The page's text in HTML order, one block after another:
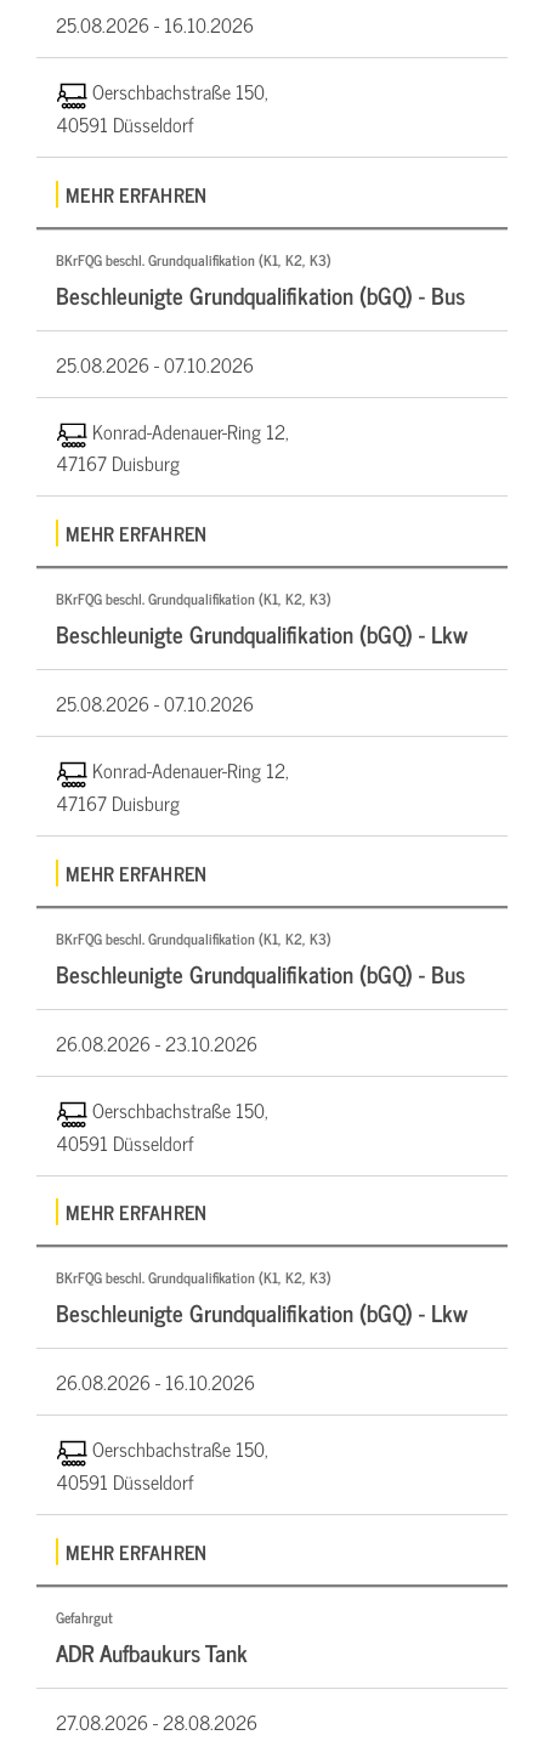
25.08.2026 -16.10.2026
Oerschbachstraße 150,
40591 Düsseldorf
MEHR ERFAHREN
BKrFQG beschl. Grundqualifikation (K1, K2, K3)
Beschleunigte Grundqualifikation (bGQ) - Bus
25.08.2026 -07.10.2026
Konrad-Adenauer-Ring 12,
47167 Duisburg
MEHR ERFAHREN
BKrFQG beschl. Grundqualifikation (K1, K2, K3)
Beschleunigte Grundqualifikation (bGQ) - Lkw
25.08.2026 -07.10.2026
Konrad-Adenauer-Ring 12,
47167 Duisburg
MEHR ERFAHREN
BKrFQG beschl. Grundqualifikation (K1, K2, K3)
Beschleunigte Grundqualifikation (bGQ) - Bus
26.08.2026 -23.10.2026
Oerschbachstraße 150,
40591 Düsseldorf
MEHR ERFAHREN
BKrFQG beschl. Grundqualifikation (K1, K2, K3)
Beschleunigte Grundqualifikation (bGQ) - Lkw
26.08.2026 -16.10.2026
Oerschbachstraße 150,
40591 Düsseldorf
MEHR ERFAHREN
Gefahrgut
ADR Aufbaukurs Tank
27.08.2026 -28.08.2026